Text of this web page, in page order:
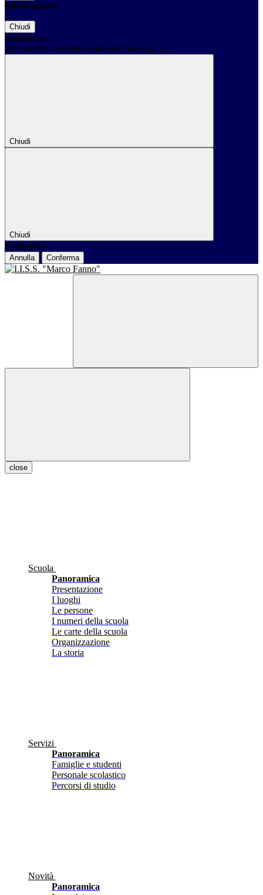
Informazione
Chiudi
Attendere...
Attendere il completamento dell'operazione...
Chiudi
Chiudi
Conferma
Annulla Conferma
close
Scuola
Panoramica
Presentazione
I luoghi
Le persone
I numeri della scuola
Le carte della scuola
Organizzazione
La storia
Servizi
Panoramica
Famiglie e studenti
Personale scolastico
Percorsi di studio
Novità
Panoramica